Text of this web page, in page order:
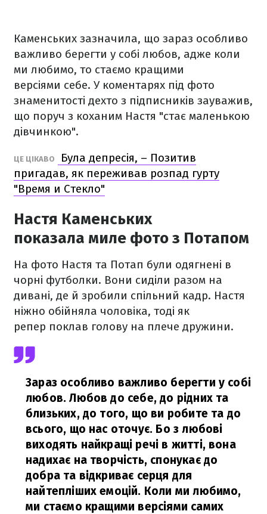
Каменських зазначила, що зараз особливо
важливо берегти у собі любов, адже коли
ми любимо, то стаємо кращими
версіями себе. У коментарях під фото
знаменитості дехто з підписників зауважив,
що поруч з коханим Настя "стає маленькою
дівчинкою".
ЦЕ ЦІКАВО
Була депресія, – Позитив
пригадав, як переживав розпад гурту
"Время и Стекло"
Настя Каменських
показала миле фото з Потапом
На фото Настя та Потап були одягнені в
чорні футболки. Вони сиділи разом на
дивані, де й зробили спільний кадр. Настя
ніжно обійняла чоловіка, тоді як
репер поклав голову на плече дружини.
Зараз особливо важливо берегти у собі
любов. Любов до себе, до рідних та
близьких, до того, що ви робите та до
всього, що нас оточує. Бо з любові
виходять найкращі речі в житті, вона
надихає на творчість, спонукає до
добра та відкриває серця для
найтепліших емоцій. Коли ми любимо,
ми стаємо кращими версіями самих